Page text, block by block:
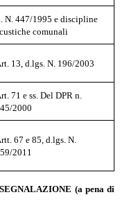
N. 447/1995 ediscipline
comunali
13, d.lgs. N. 196/2003
71 e ss. Del DPR n.
2000
67 e 85, d.lgs. N.
2011
(a pena di